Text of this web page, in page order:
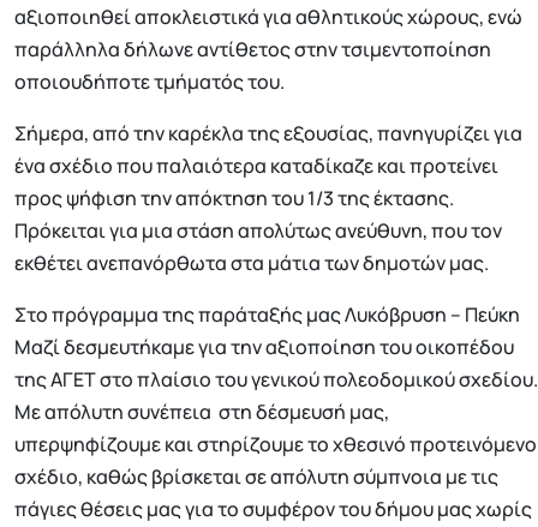
αξιοποιηθεί αποκλειστικά για αθλητικούς χώρους, ενώ
παράλληλα δήλωνε αντίθετος στην τσιμεντοποίηση
οποιουδήποτε τμήματός του.
Σήμερα, από την καρέκλα της εξουσίας, πανηγυρίζει για
ένα σχέδιο που παλαιότερα καταδίκαζε και προτείνει
προς ψήφιση την απόκτηση του 1/3 της έκτασης.
Πρόκειται για μια στάση απολύτως ανεύθυνη, που τον
εκθέτει ανεπανόρθωτα στα μάτια των δημοτών μας.
Στο πρόγραμμα της παράταξής μας Λυκόβρυση – Πεύκη
Μαζί δεσμευτήκαμε για την αξιοποίηση του οικοπέδου
της ΑΓΕΤ στο πλαίσιο του γενικού πολεοδομικού σχεδίου.
Με απόλυτη συνέπεια στη δέσμευσή μας,
υπερψηφίζουμε και στηρίζουμε το χθεσινό προτεινόμενο
σχέδιο, καθώς βρίσκεται σε απόλυτη σύμπνοια με τις
πάγιες θέσεις μας για το συμφέρον του δήμου μας χωρίς